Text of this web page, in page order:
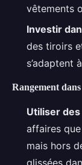
vêtements
Investir
des tiroirs
s’adaptent
Rangement
Utiliser
affaires
mais hors